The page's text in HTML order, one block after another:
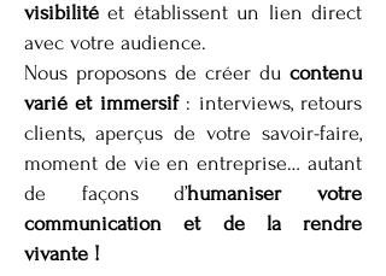
visibilité et établissent un lien direct
avec votre audience.
Nous proposons de créer du contenu
varié et immersif: interviews, retours
clients, aperçus de votre savoir-faire,
moment de vie en entreprise… autant
de façons d’humaniser votre
communication et de la rendre
vivante !